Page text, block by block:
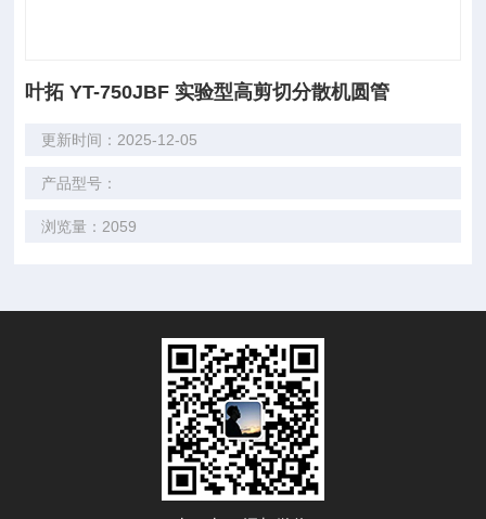
叶拓 YT-750JBF 实验型高剪切分散机圆管
更新时间：2025-12-05
产品型号：
浏览量：2059